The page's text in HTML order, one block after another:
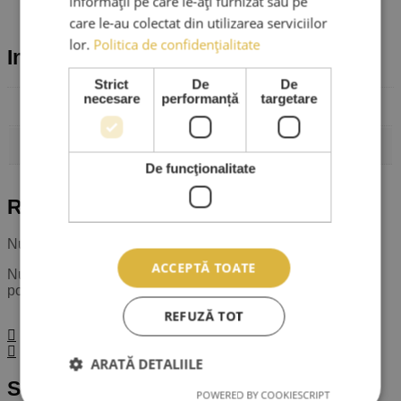
Informații suplimentare
Cubura C, D
Recenzii
Nu există recenzii până acum.
Numai clienții autentificați, care au cumpărat acest produs,
pot să scrie o recenzie.
S-ar putea să-ți placă și…
care le-au colectat din utilizarea serviciilor
lor. Politica de confidențialitate
Strict
necesare
De
performanță
De
targetare
De funcţionalitate
ACCEPTĂ TOATE
REFUZĂ TOT
ARATĂ DETALIILE
POWERED BY COOKIESCRIPT